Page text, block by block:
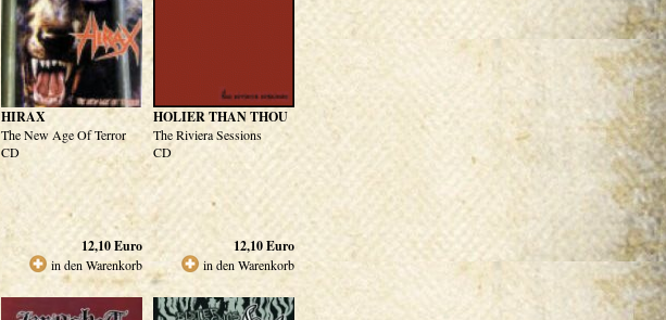
HIRAX
The New Age Of Terror
CD
12,10Euro
in den Warenkorb
HOLIER THAN THOU
The Riviera Sessions
CD
12,10Euro
in den Warenkorb